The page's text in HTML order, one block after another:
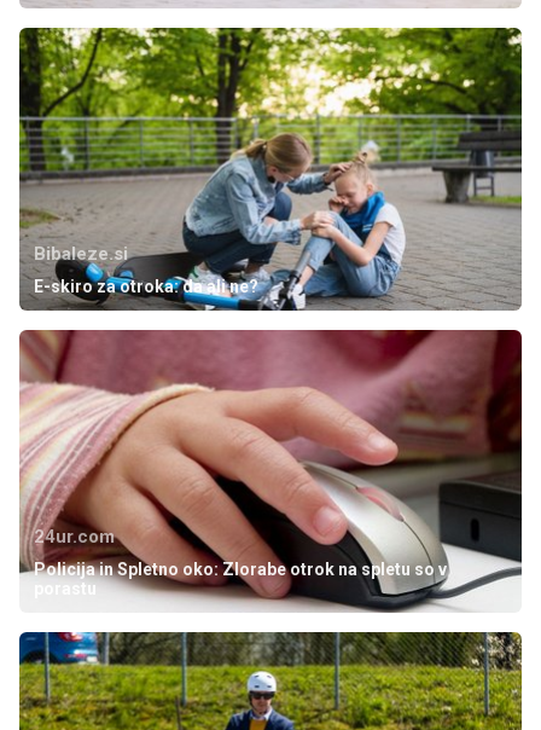
Bibaleze.si
E-skiro za otroka: da ali ne?
24ur.com
Policija in Spletno oko: Zlorabe otrok na spletu so v
porastu